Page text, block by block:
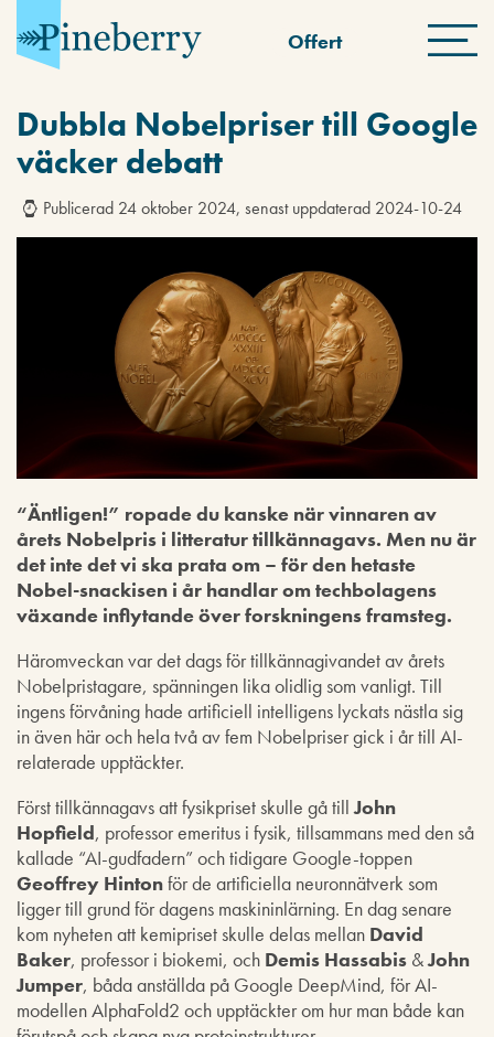
Offert
Dubbla Nobelpriser till Google
väcker debatt
Publicerad 24 oktober 2024, senast uppdaterad 2024-10-24
“Äntligen!” ropade du kanske när vinnaren av
årets Nobelpris i litteratur tillkännagavs. Men nu är
det inte det vi ska prata om – för den hetaste
Nobel-snackisen i år handlar om techbolagens
växande inflytande över forskningens framsteg.
Häromveckan var det dags för tillkännagivandet av årets
Nobelpristagare, spänningen lika olidlig som vanligt. Till
ingens förvåning hade artificiell intelligens lyckats nästla sig
in även här och hela två av fem Nobelpriser gick i år till AI-
relaterade upptäckter.
Först tillkännagavs att fysikpriset skulle gå tillJohn
Hopfield, professor emeritus i fysik, tillsammans med den så
kallade “AI-gudfadern” och tidigare Google-toppen
Geoffrey Hintonför de artificiella neuronnätverk som
ligger till grund för dagens maskininlärning. En dag senare
kom nyheten att kemipriset skulle delas mellan David
Baker, professor i biokemi, och Demis Hassabis &John
Jumper, båda anställda på Google DeepMind, för AI-
modellen AlphaFold2 och upptäckter om hur man både kan